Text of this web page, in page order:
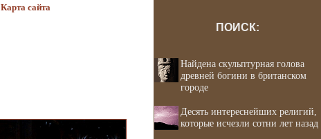
Карта сайта
ПОИСК:
Найдена скульптурная голова
древней богини в британском
городе
Десять интереснейших религий,
которые исчезли сотни лет назад